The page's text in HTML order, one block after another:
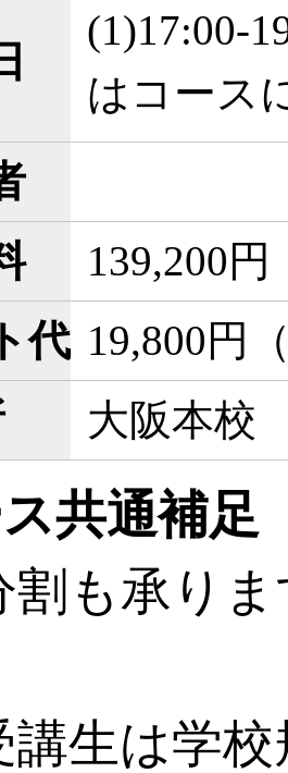
(1)17:00-
はコース
139,200
代 19,800円
大阪本校
共通補足
も承り
生は学校